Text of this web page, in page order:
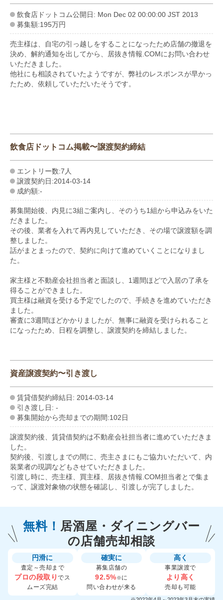
飲食店ドットコム公開日: Mon Dec 02 00:00:00 JST 2013
募集額:195万円
売主様は、自宅の引っ越しをすることになったため店舗の撤退を
決め、解約通知を出してから、居抜き情報.COMにお問い合わせ
いただきました。
他社にも相談されていたようですが、弊社のレスポンスが早かっ
たため、依頼していただいたそうです。
飲食店ドットコム掲載〜譲渡契約締結
エントリー数:7人
譲渡契約日:2014-03-14
成約額:-
募集開始後、内見に3組ご案内し、そのうち1組から申込みをいた
だきました。
その後、業者を入れて再内見していただき、その場で譲渡額を調
整しました。
話がまとまったので、契約に向けて進めていくことになりまし
た。
家主様と不動産会社担当者と面談し、1週間ほどで入居の了承を
得ることができました。
買主様は融資を受ける予定でしたので、手続きを進めていただき
ました。
審査に3週間ほどかかりましたが、無事に融資を受けられること
になったため、日程を調整し、譲渡契約を締結しました。
資産譲渡契約〜引き渡し
賃貸借契約締結日: 2014-03-14
引き渡し日: -
募集開始から売却までの期間:102日
譲渡契約後、賃貸借契約は不動産会社担当者に進めていただきま
した。
契約後、引渡しまでの間に、売主さまにもご協力いただいて、内
装業者の現調などもさせていただきました。
引渡し時に、売主様、買主様、居抜き情報.COM担当者とで集ま
って、譲渡対象物の状態を確認し、引渡しが完了しました。
無料！ 居酒屋・ダイニングバー
の店舗売却相談
円滑に
査定～売却まで
プロの段取りでス
ムーズ完結
確実に
募集店舗の
92.5%※に
問い合わせが来る
高く
事業譲渡で
より高く
売却も可能